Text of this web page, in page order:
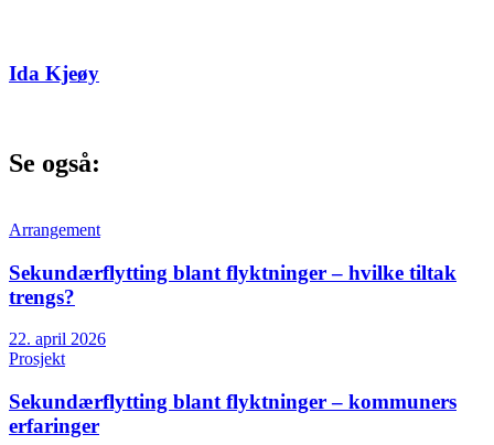
Ida Kjeøy
Se også:
Arrangement
Sekundærflytting blant flyktninger – hvilke tiltak
trengs?
22. april 2026
Prosjekt
Sekundærflytting blant flyktninger – kommuners
erfaringer